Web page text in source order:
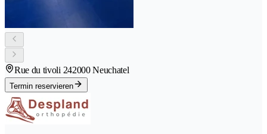
Rue du tivoli 242000 Neuchatel
Termin reservieren